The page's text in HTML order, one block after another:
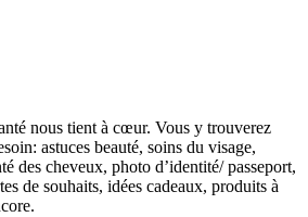
nous tient à cœur. Vous y trouverez
astuces beauté, soins du visage,
des cheveux, photo d’identité/ passeport,
de souhaits, idées cadeaux, produits à